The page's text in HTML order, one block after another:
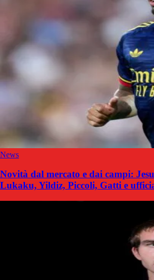
News
Novità dal mercato e dai campi:
Lukaku, Yildiz, Piccoli, Gatti e